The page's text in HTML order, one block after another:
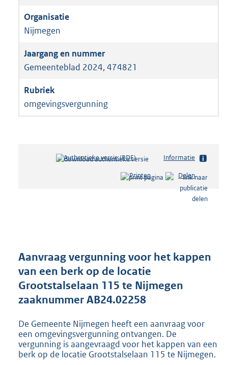
Nijmegen
Gemeenteblad 2024, 474821
omgevingsvergunning
Authentieke versie (PDF)b
s
r
o
t
t
8
0
3
Informatie
Printen Delen
Aanvraag vergunning voor het kappen
van een berk op de locatie
Grootstalselaan 115 te Nijmegen
zaaknummer AB24.02258
De Gemeente Nijmegen heeft een aanvraag voor
een omgevingsvergunning ontvangen. De
vergunning is aangevraagd voor het kappen van een
berk op de locatie Grootstalselaan 115 te Nijmegen.